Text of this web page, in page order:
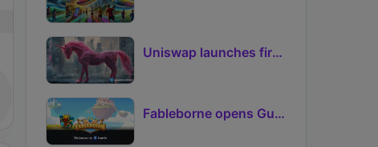
Uniswap launches first Robinhood Chain launchpad
Fableborne opens Guild signups for Season 5 as Guilds 2.0 lifts the prize pool to 95%